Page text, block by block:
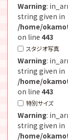
Warning:
string given in
/home/
on line 443
スタジオ写真
Warning:
string given in
/home/
on line 443
特別サイズ
Warning:
string given in
/home/